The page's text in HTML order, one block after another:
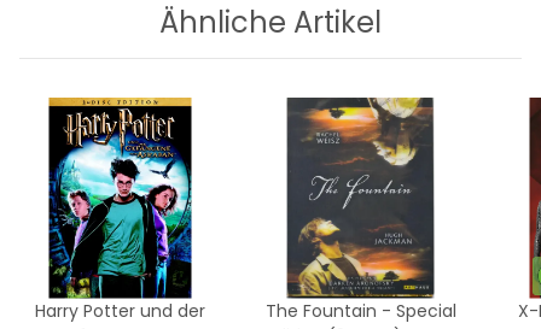
Ähnliche Artikel
Harry Potter und der
The Fountain - Special